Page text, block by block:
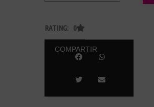
RATING: 0
COMPARTIR